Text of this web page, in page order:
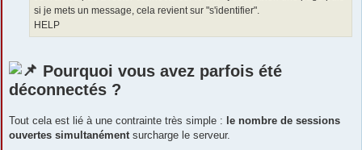
si je mets un message, cela revient sur "s'identifier".
HELP
Pourquoi vous avez parfois été
déconnectés ?
Tout cela est lié à une contrainte très simple : le nombre de sessions
ouvertes simultanémentsurcharge le serveur.